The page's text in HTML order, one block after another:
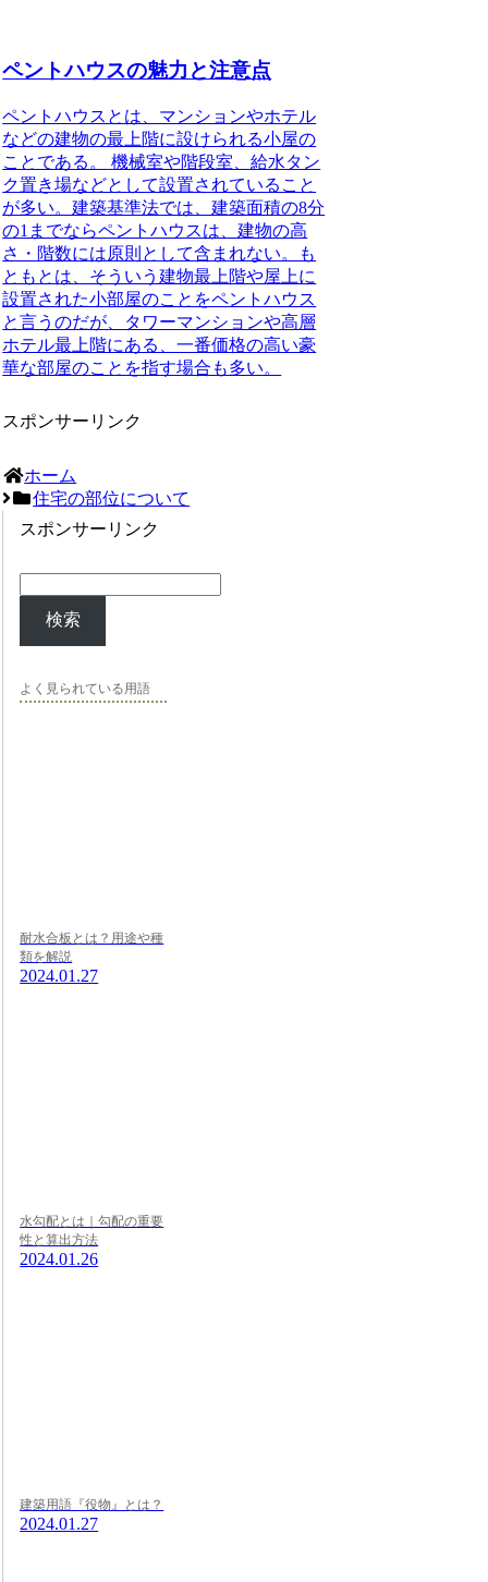
ペントハウスの魅力と注意点
ペントハウスとは、マンションやホテル
などの建物の最上階に設けられる小屋の
ことである。
機械室や階段室、給水タン
ク置き場などとして設置されていること
が多い。建築基準法では、建築面積の8分
の1までならペントハウスは、建物の高
さ・階数には原則として含まれない。も
ともとは、そういう建物最上階や屋上に
設置された小部屋のことをペントハウス
と言うのだが、タワーマンションや高層
ホテル最上階にある、一番価格の高い豪
華な部屋のことを指す場合も多い。
スポンサーリンク
ホーム
住宅の部位について
スポンサーリンク
検索
よく見られている用語
耐水合板とは？用途や種
類を解説
2024.01.27
水勾配とは｜勾配の重要
性と算出方法
2024.01.26
建築用語『役物』とは？
2024.01.27